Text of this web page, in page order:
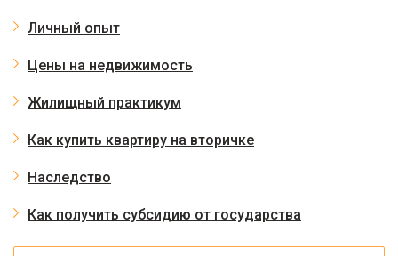
Личный опыт
Цены на недвижимость
Жилищный практикум
Как купить квартиру на вторичке
Наследство
Как получить субсидию от государства